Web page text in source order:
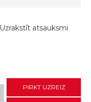
Uzrakstīt atsauksmi
PIRKT UZREIZ